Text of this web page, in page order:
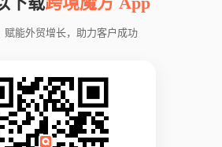
赋能外贸增长，助力客户成功